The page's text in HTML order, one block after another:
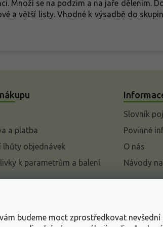
budeme moct zprostředkovat
Množí se na podzim a na jaře dělením.
a větší listy. Vhodné k výsadbě do
a platba
lhůty objednávek
k parametrům a balení
o ochraně osobních
Slovník
Povinné
O nás
Návody